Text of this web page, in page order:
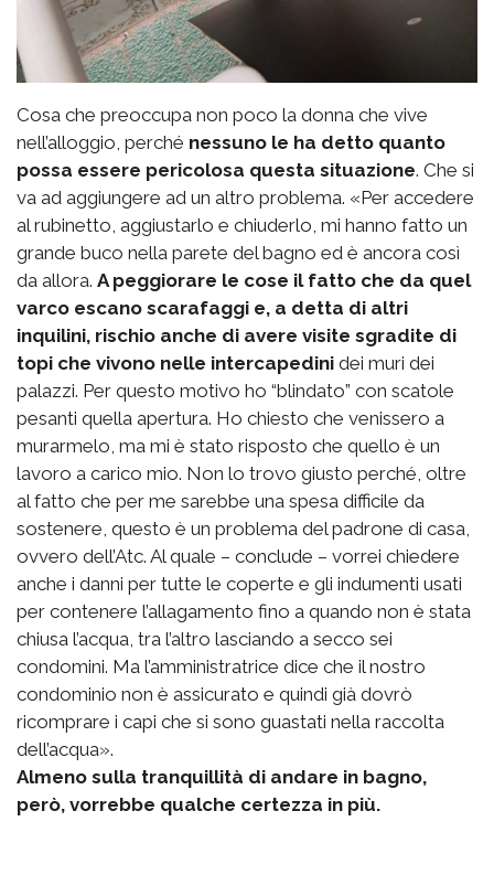
Cosa che preoccupa non poco la donna che vive
nell’alloggio, perché nessuno le ha detto quanto
possa essere pericolosa questa situazione. Che si
va ad aggiungere ad un altro problema. «Per accedere
al rubinetto, aggiustarlo e chiuderlo, mi hanno fatto un
grande buco nella parete del bagno ed è ancora così
da allora. A peggiorare le cose il fatto che da quel
varco escano scarafaggi e, a detta di altri
inquilini, rischio anche di avere visite sgradite di
topi che vivono nelle intercapedini dei muri dei
palazzi. Per questo motivo ho “blindato” con scatole
pesanti quella apertura. Ho chiesto che venissero a
murarmelo, ma mi è stato risposto che quello è un
lavoro a carico mio. Non lo trovo giusto perché, oltre
al fatto che per me sarebbe una spesa difficile da
sostenere, questo è un problema del padrone di casa,
ovvero dell’Atc. Al quale – conclude – vorrei chiedere
anche i danni per tutte le coperte e gli indumenti usati
per contenere l’allagamento fino a quando non è stata
chiusa l’acqua, tra l’altro lasciando a secco sei
condomini. Ma l’amministratrice dice che il nostro
condominio non è assicurato e quindi già dovrò
ricomprare i capi che si sono guastati nella raccolta
dell’acqua».
Almeno sulla tranquillità di andare in bagno,
però, vorrebbe qualche certezza in più.